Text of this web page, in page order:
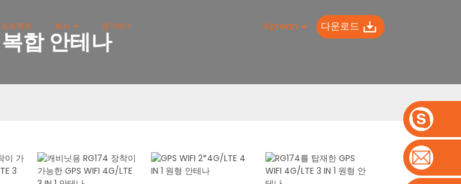
프로젝트 회사 문의하기 Korean 다운로드
복합 안테나